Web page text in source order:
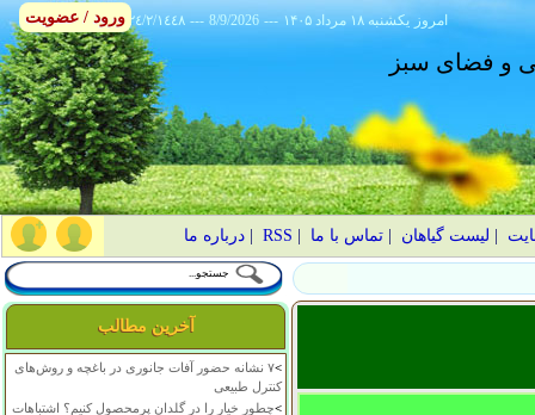
٢٤/٢/١٤٤٨ --- 8/9/2026 --- ۱۴۰۵ يکشنبه ۱۸ مرداد امروز
و فضای سبز
لیست گیاهان |تماس با ما RSS
|درباره ما
آخرین مطالب
>
۷ نشانه حضور آفات جانوری در باغچه و روش‌های
کنترل طبیعی
>چطور خیار را در گلدان پرمحصول کنیم؟ اشتباهات
ورود / عضویت